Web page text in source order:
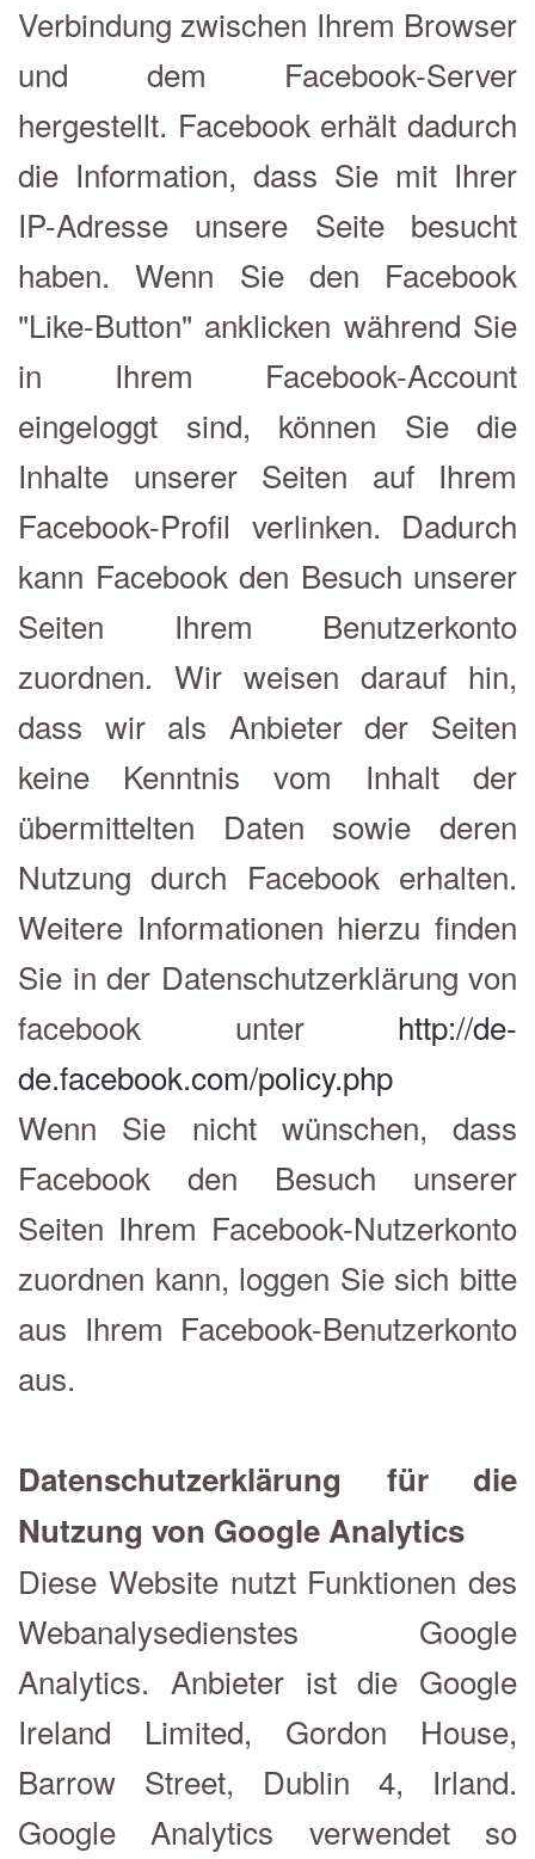
Verbindung zwischen Ihrem Browser
und dem Facebook-Server
hergestellt. Facebook erhält dadurch
die Information, dass Sie mit Ihrer
IP-Adresse unsere Seite besucht
haben. Wenn Sie den Facebook
"Like-Button" anklicken während Sie
in Ihrem Facebook-Account
eingeloggt sind, können Sie die
Inhalte unserer Seiten auf Ihrem
Facebook-Profil verlinken. Dadurch
kann Facebook den Besuch unserer
Seiten Ihrem Benutzerkonto
zuordnen. Wir weisen darauf hin,
dass wir als Anbieter der Seiten
keine Kenntnis vom Inhalt der
übermittelten Daten sowie deren
Nutzung durch Facebook erhalten.
Weitere Informationen hierzu finden
Sie in der Datenschutzerklärung von
facebook unter http://de-
de.facebook.com/policy.php
Wenn Sie nicht wünschen, dass
Facebook den Besuch unserer
Seiten Ihrem Facebook-Nutzerkonto
zuordnen kann, loggen Sie sich bitte
aus Ihrem Facebook-Benutzerkonto
aus.
Datenschutzerklärung für die
Nutzung von Google Analytics
Diese Website nutzt Funktionen des
Webanalysedienstes Google
Analytics. Anbieter ist die Google
Ireland Limited, Gordon House,
Barrow Street, Dublin 4, Irland.
Google Analytics verwendet so